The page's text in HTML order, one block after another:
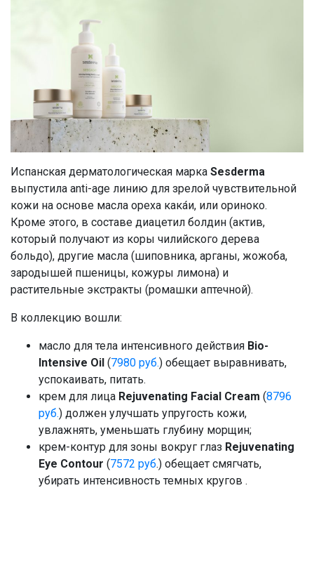
Испанская дерматологическая марка Sesderma
выпустила anti-age линию для зрелой чувствительной
кожи на основе масла ореха кака́и, или ориноко.
Кроме этого, в составе диацетил болдин (актив,
который получают из коры чилийского дерева
больдо), другие масла (шиповника, арганы, жожоба,
зародышей пшеницы, кожуры лимона) и
растительные экстракты (ромашки аптечной).
В коллекцию вошли:
масло для тела интенсивного действия Bio-
Intensive Oil (7980 руб.) обещает выравнивать,
успокаивать, питать.
крем для лица Rejuvenating Facial Cream (8796
руб.) должен улучшать упругость кожи,
увлажнять, уменьшать глубину морщин;
крем-контур для зоны вокруг глаз Rejuvenating
Eye Contour (7572 руб.) обещает смягчать,
убирать интенсивность темных кругов .